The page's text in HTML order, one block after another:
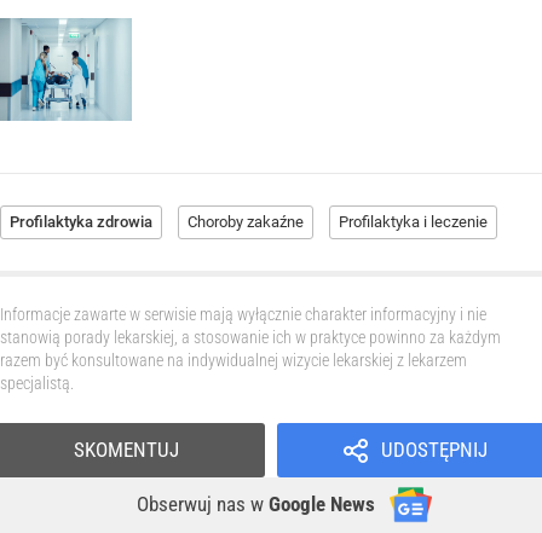
Profilaktyka zdrowia Choroby zakaźne Profilaktyka i leczenie
Informacje zawarte w serwisie mają wyłącznie charakter informacyjny i nie
stanowią porady lekarskiej, a stosowanie ich w praktyce powinno za każdym
razem być konsultowane na indywidualnej wizycie lekarskiej z lekarzem
specjalistą.
UDOSTĘPNIJ
Obserwuj nas w Google News
SKOMENTUJ